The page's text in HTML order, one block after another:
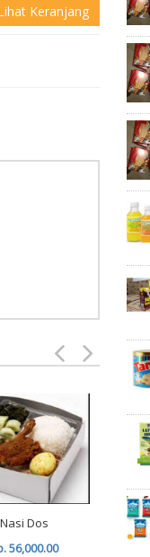
Keranjang
Nasi Dos
56,000.00